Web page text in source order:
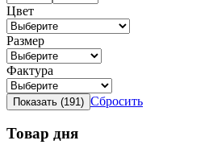
Цвет
Размер
Фактура
Сбросить
Товар дня